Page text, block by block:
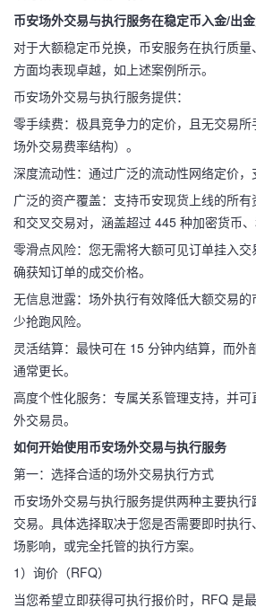
币安场外交易与执行服务在稳定币入金/出
对于大额稳定币兑换，币安服务在执行质
方面均表现卓越，如上述案例所示。
币安场外交易与执行服务提供：
零手续费：极具竞争力的定价，且无交易
场外交易费率结构）。
深度流动性：通过广泛的流动性网络定价，
广泛的资产覆盖：支持币安现货上线的所
和交叉交易对，涵盖超过 445 种加密货币、
零滑点风险：您无需将大额可见订单挂入
确获知订单的成交价格。
无信息泄露：场外执行有效降低大额交易
少抢跑风险。
灵活结算：最快可在 15 分钟内结算，而外
通常更长。
高度个性化服务：专属关系管理支持，并
外交易员。
如何开始使用币安场外交易与执行服务
第一：选择合适的场外交易执行方式
币安场外交易与执行服务提供两种主要执
交易。具体选择取决于您是否需要即时执
场影响，或完全托管的执行方案。
1）询价（RFQ）
当您希望立即获得可执行报价时，RFQ 是